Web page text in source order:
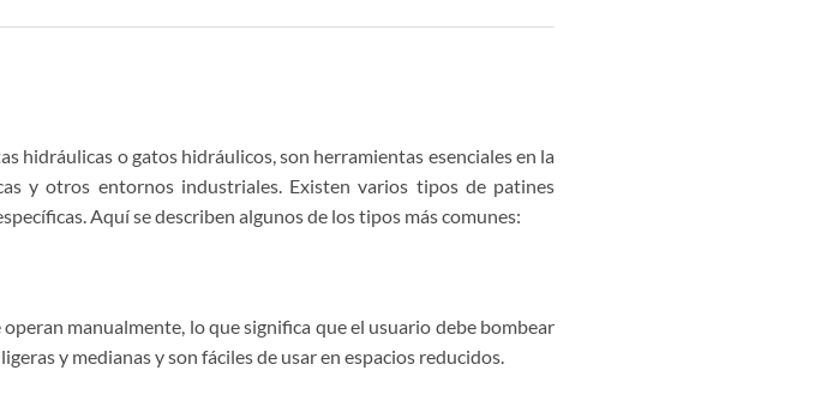
hidráulicas o gatos hidráulicos, son herramientas esenciales en la
y otros entornos industriales. Existen varios tipos de patines
Aquí se describen algunos de los tipos más comunes:
manualmente, lo que significa que el usuario debe bombear
y medianas y son fáciles de usar en espacios reducidos.